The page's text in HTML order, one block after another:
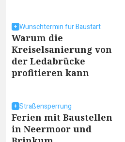
Wunschtermin für Baustart
Warum die
Kreiselsanierung von
der Ledabrücke
profitieren kann
Straßensperrung
Ferien mit Baustellen
in Neermoor und